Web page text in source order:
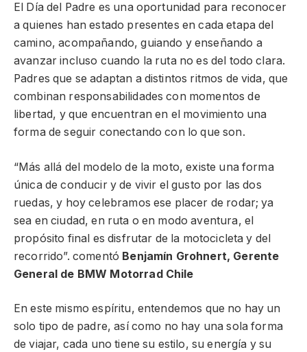
El Día del Padre es una oportunidad para reconocer
a quienes han estado presentes en cada etapa del
camino, acompañando, guiando y enseñando a
avanzar incluso cuando la ruta no es del todo clara.
Padres que se adaptan a distintos ritmos de vida, que
combinan responsabilidades con momentos de
libertad, y que encuentran en el movimiento una
forma de seguir conectando con lo que son.
“Más allá del modelo de la moto, existe una forma
única de conducir y de vivir el gusto por las dos
ruedas, y hoy celebramos ese placer de rodar; ya
sea en ciudad, en ruta o en modo aventura, el
propósito final es disfrutar de la motocicleta y del
recorrido”. comentó Benjamín Grohnert, Gerente
General de BMW Motorrad Chile
En este mismo espíritu, entendemos que no hay un
solo tipo de padre, así como no hay una sola forma
de viajar, cada uno tiene su estilo, su energía y su